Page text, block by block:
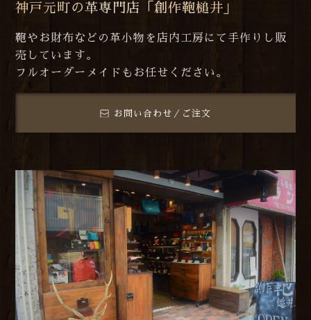
神戸元町の革専門店「創作鞄槌井」
鞄やお財布などの革小物を店内工房にて手作りし販
売しています。
フルオーダーメイドもお任せください。
お問い合わせ／ご注文